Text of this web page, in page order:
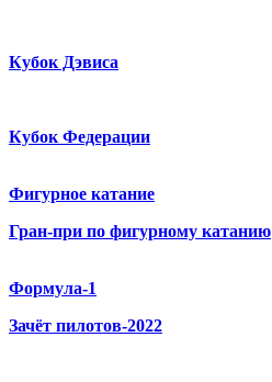
Кубок Дэвиса
Кубок Федерации
Фигурное катание
Гран-при по фигурному катанию
Формула-1
Зачёт пилотов-2022